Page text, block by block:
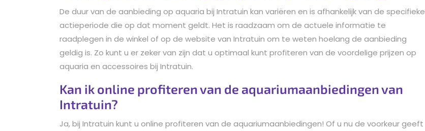
De duur van de aanbieding op aquaria bij Intratuin kan variëren en is afhankelijk van de specifieke
actieperiode die op dat moment geldt. Het is raadzaam om de actuele informatie te
raadplegen in de winkel of op de website van Intratuin om te weten hoelang de aanbieding
geldig is. Zo kunt u er zeker van zijn dat u optimaal kunt profiteren van de voordelige prijzen op
aquaria en accessoires bij Intratuin.
Kan ik online profiteren van de aquariumaanbiedingen van
Intratuin?
Ja, bij Intratuin kunt u online profiteren van de aquariumaanbiedingen! Of u nu de voorkeur geeft